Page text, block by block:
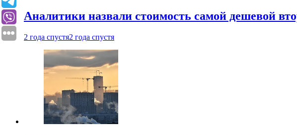
Аналитики назвали стоимость самой дешевой
2 года спустя2 года спустя